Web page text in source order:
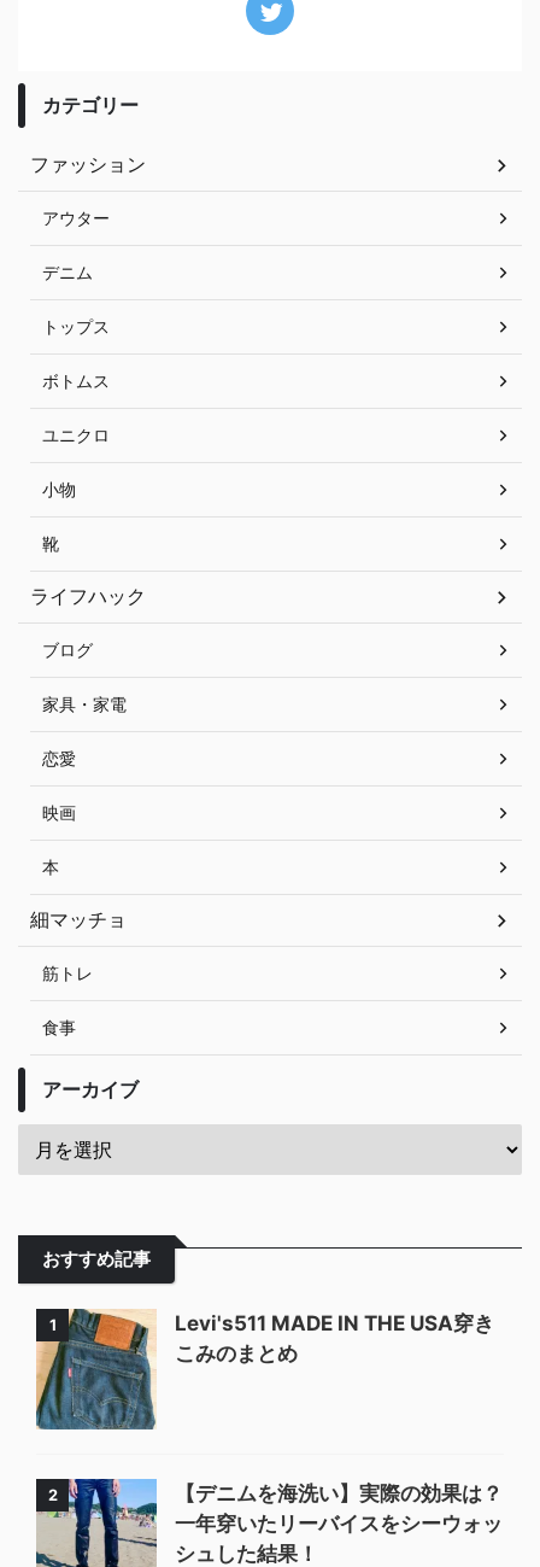
カテゴリー
ファッション
アウター
デニム
トップス
ボトムス
ユニクロ
小物
靴
ライフハック
ブログ
家具・家電
恋愛
映画
本
細マッチョ
筋トレ
食事
アーカイブ
おすすめ記事
1
Levi's511 MADE IN THE USA穿き
こみのまとめ
2
【デニムを海洗い】実際の効果は？
一年穿いたリーバイスをシーウォッ
シュした結果！